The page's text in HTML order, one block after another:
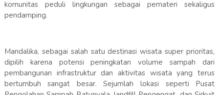
komunitas peduli lingkungan sebagai pemateri sekaligus
pendamping.
Mandalika, sebagai salah satu destinasi wisata super prioritas,
dipilih karena potensi peningkatan volume sampah dari
pembangunan infrastruktur dan aktivitas wisata yang terus
bertumbuh sangat besar. Sejumlah lokasi seperti Pusat